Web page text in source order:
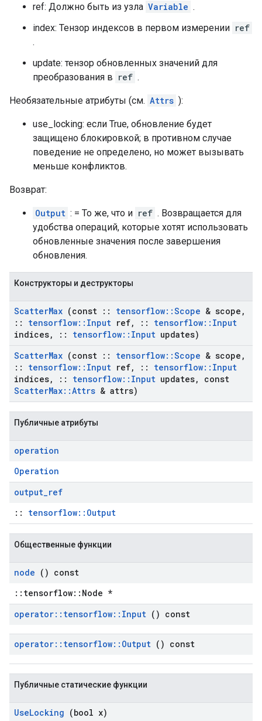
ref: Должно быть из узла Variable .
index: Тензор индексов в первом измерении ref
.
update: тензор обновленных значений для
преобразования в ref .
Необязательные атрибуты (см. Attrs ):
use_locking: если True, обновление будет
защищено блокировкой; в противном случае
поведение не определено, но может вызывать
меньше конфликтов.
Возврат:
Output : = То же, что и ref . Возвращается для
удобства операций, которые хотят использовать
обновленные значения после завершения
обновления.
Конструкторы и деструкторы
ScatterMax (const :: tensorflow::Scope & scope ,
::
tensorflow:: Input ref, :: tensorflow:: Input
indices, :: tensorflow:: Input updates)
ScatterMax (const :: tensorflow::Scope & scope ,
::
tensorflow:: Input ref, :: tensorflow:: Input
indices, :: tensorflow:: Input updates,
const
ScatterMax::Attrs & attrs)
Публичные атрибуты
operation
Operation
output_ref
:: tensorflow::Output
Общественные функции
node () const
::tensorflow::Node *
operator:: tensorflow:: Input () const
operator:: tensorflow:: Output () const
Публичные статические функции
UseLocking (bool x)